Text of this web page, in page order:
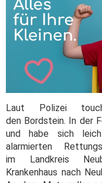
Laut Polizei
den Bordstein. In der
und habe sich
alarmierten
im Landkreis
Krankenhaus nach